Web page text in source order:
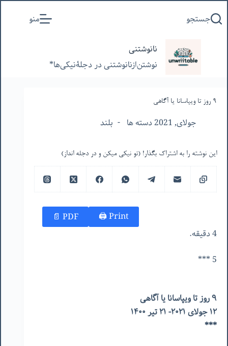
به
جستجو منو
نانوشتنی
نوشتن‌از‌نانوشتنی‌ در‌ دجلۀنیکی‌ها*
٩ روز تا ویپاسانا یا آگاهی
جولای, 2021 دسته ها بلند
این نوشته را به اشتراک بگذار! (تو نیکی میکن و در دجله انداز)
Print 🖨
PDF 📄
4 دقیقه.
5 ***
۹ روز تا ویپاسانا یا آگاهی
۱۲ جولای ۲۰۲۱- ۲۱ تیر ۱۴۰۰
***